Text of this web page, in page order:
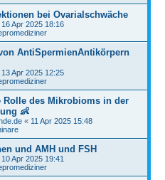
bei Ovarialschwäche
16 Apr 2025 18:16
AntiSpermienAntikörpern
13 Apr 2025 12:25
Rolle des Mikrobioms in der
👶
« 11 Apr 2025 15:48
und AMH und FSH
10 Apr 2025 19:41